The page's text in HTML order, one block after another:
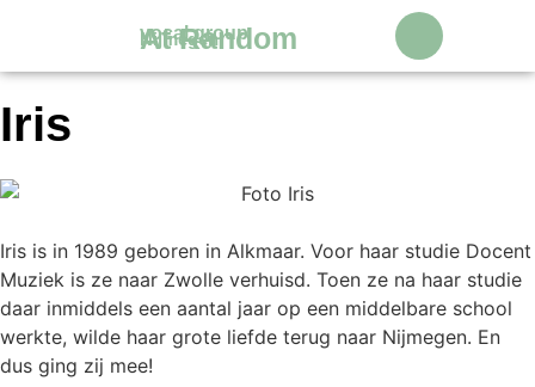
vocal group
At Random
Nijmegen
Iris
Iris is in 1989 geboren in Alkmaar. Voor haar studie Docent
Muziek is ze naar Zwolle verhuisd. Toen ze na haar studie
daar inmiddels een aantal jaar op een middelbare school
werkte, wilde haar grote liefde terug naar Nijmegen. En
dus ging zij mee!